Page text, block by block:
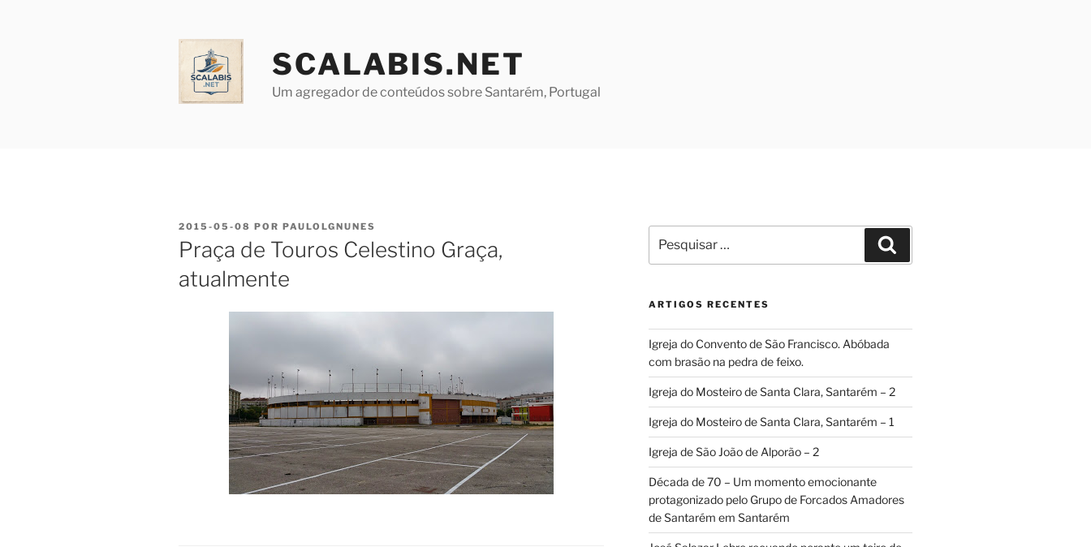
SCALABIS.NET
Um agregador de conteúdos sobre Santarém, Portugal
PUBLICADO
EM
2015-05-08 POR PAULOLGNUNES
Praça de Touros Celestino Graça,
atualmente
por:
ARTIGOS RECENTES
Igreja do Convento de São Francisco. Abóbada
com brasão na pedra de feixo.
Igreja do Mosteiro de Santa Clara, Santarém – 2
Igreja do Mosteiro de Santa Clara, Santarém – 1
Igreja de São João de Alporão – 2
Década de 70 – Um momento emocionante
protagonizado pelo Grupo de Forcados Amadores
de Santarém em Santarém